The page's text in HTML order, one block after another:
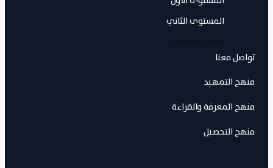
المستوى الثاني
المستوى الثالث
تواصل معنا
منهج التمهيد
منهج المعرفة والقراءة
منهج التحصيل